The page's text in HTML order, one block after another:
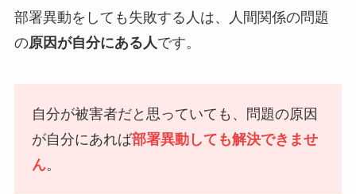
部署異動をしても失敗する人は、人間関係の問題
の原因が自分にある人です。
自分が被害者だと思っていても、問題の原因
が自分にあれば部署異動しても解決できませ
ん。